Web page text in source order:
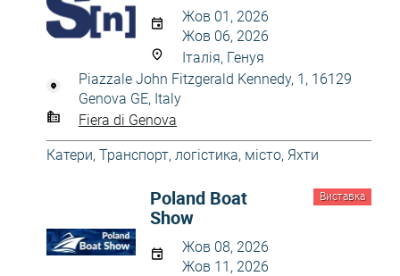
Жов 01, 2026
Жов 06, 2026
Італія, Генуя
Piazzale John Fitzgerald Kennedy, 1, 16129
Genova GE, Italy
Fiera di Genova
Катери, Транспорт, логістика, місто, Яхти
Виставка
Poland Boat
Show
Жов 08, 2026
Жов 11, 2026